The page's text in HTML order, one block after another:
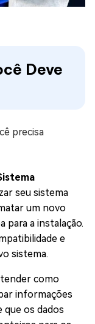
Deve
precisa
seu sistema
um novo
para a instalação.
e
sistema.
como
informações
que os dados